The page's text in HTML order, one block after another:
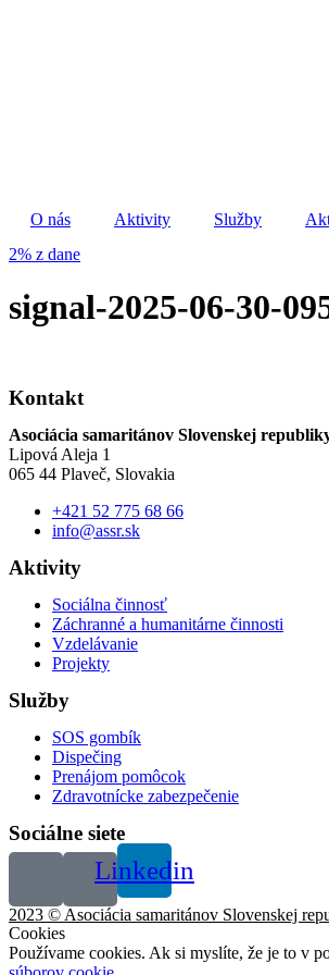
O nás Aktivity Služby
2% z dane
signal-2025-06-30-
Kontakt
Asociácia samaritánov Slovenskej
Lipová Aleja 1
065 44 Plaveč, Slovakia
+421 52 775 68 66
info@assr.sk
Aktivity
Sociálna činnosť
Záchranné a humanitárne činnosti
Vzdelávanie
Projekty
Služby
SOS gombík
Dispečing
Prenájom pomôcok
Zdravotnícke zabezpečenie
Sociálne siete
Linkedin
2023 © Asociácia samaritánov Slovenskej
Cookies
Používame cookies. Ak si myslíte, že je to v